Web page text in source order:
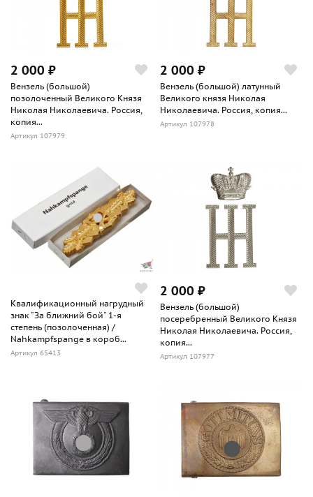
2 000 ₽
Вензель (большой)
позолоченный Великого Князя
Николая Николаевича. Россия,
копия...
Артикул 107979
2 000 ₽
Вензель (большой) латунный
Великого князя Николая
Николаевича. Россия, копия...
Артикул 107978
Квалификационный нагрудный
знак "За ближний бой" 1-я
степень (позолоченная) /
Nahkampfspange в короб...
Артикул 65413
2 000 ₽
Вензель (большой)
посеребренный Великого Князя
Николая Николаевича. Россия,
копия...
Артикул 107977